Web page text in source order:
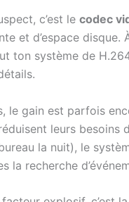
c’est le codec
et d’espace disque.
ton système de
le gain est parfois
leurs besoins
la nuit), le
la recherche